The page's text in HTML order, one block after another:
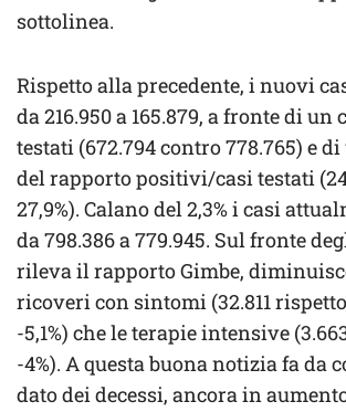
sottolinea.
Rispetto alla precedente, i nuovi
da 216.950 a 165.879, a fronte di un
testati (672.794 contro 778.765) e
del rapporto positivi/casi testati
27,9%). Calano del 2,3% i casi
da 798.386 a 779.945. Sul fronte
rileva il rapporto Gimbe,
ricoveri con sintomi (32.811 rispetto
-5,1%) che le terapie intensive
-4%). A questa buona notizia fa da
dato dei decessi, ancora in